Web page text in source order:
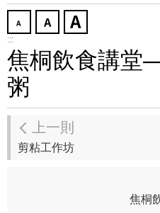
塊
:::
焦桐飲食講堂
粥
上一則
剪粘工作坊
焦桐